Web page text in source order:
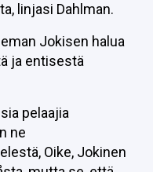
linjasi Dahlman.
Jokisen halua
ja entisestä
pelaajia
ne
Oike, Jokinen